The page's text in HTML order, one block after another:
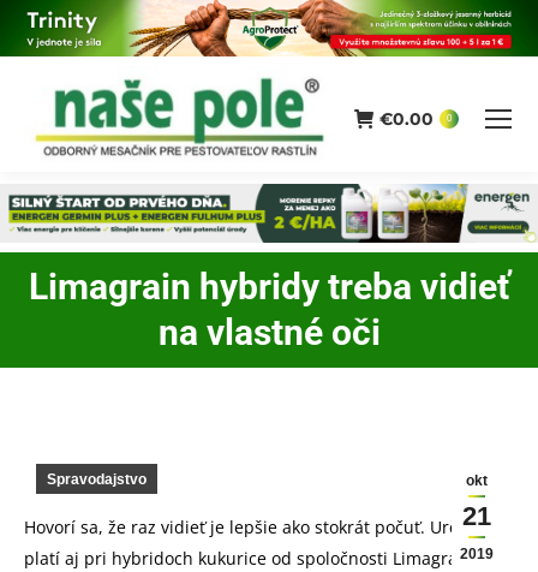
€0.00 0
Limagrain hybridy treba vidieť
na vlastné oči
You are here:
okt
21
2019
Spravodajstvo
Hovorí sa, že raz vidieť je lepšie ako stokrát počuť. Určite to
platí aj pri hybridoch kukurice od spoločnosti Limagrain,